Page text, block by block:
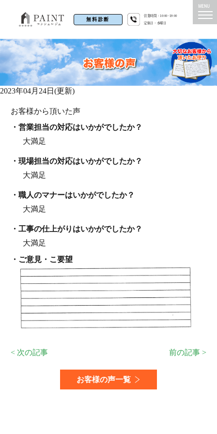
無料診断
営業時間：10:00~19:00
定休日：水曜日
2023年04月24日(更新)
お客様から頂いた声
・営業担当の対応はいかがでしたか？
大満足
・現場担当の対応はいかがでしたか？
大満足
・職⼈のマナーはいかがでしたか？
大満足
・⼯事の仕上がりはいかがでしたか？
大満足
・ご意見・こ要望
< 次の記事 前の記事 >
お客様の声一覧